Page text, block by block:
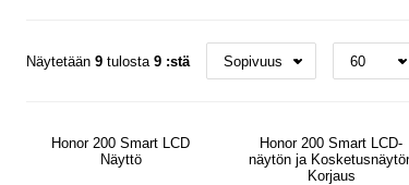
Näytetään 9tulosta 9 :stä
Honor 200 Smart LCD
Näyttö
Honor 200 Smart LCD-
näytön ja
Korjaus